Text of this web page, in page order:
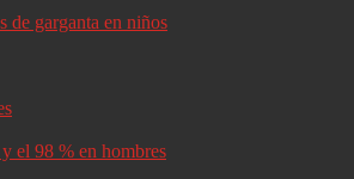
de garganta en niños
el 98 % en hombres